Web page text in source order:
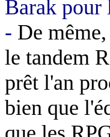
Barak pour
- De
le tandem
prêt l'an
bien que